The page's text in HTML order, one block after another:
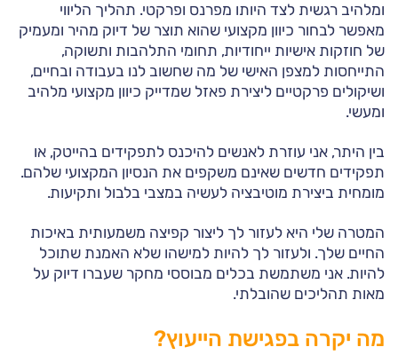
ומלהיב רגשית לצד היותו מפרנס ופרקטי. תהליך הליווי
מאפשר לבחור כיוון מקצועי שהוא תוצר של דיוק מהיר ומעמיק
של חוזקות אישיות ייחודיות, תחומי התלהבות ותשוקה,
התייחסות למצפן האישי של מה שחשוב לנו בעבודה ובחיים,
ושיקולים פרקטיים ליצירת פאזל שמדייק כיוון מקצועי מלהיב
ומעשי.
בין היתר, אני עוזרת לאנשים להיכנס לתפקידים בהייטק, או
תפקידים חדשים שאינם משקפים את הנסיון המקצועי שלהם.
מומחית ביצירת מוטיבציה לעשיה במצבי בלבול ותקיעות.
המטרה שלי היא לעזור לך ליצור קפיצה משמעותית באיכות
החיים שלך. ולעזור לך להיות למישהו שלא האמנת שתוכל
להיות. אני משתמשת בכלים מבוססי מחקר שעברו דיוק על
מאות תהליכים שהובלתי.
מה יקרה בפגישת הייעוץ?